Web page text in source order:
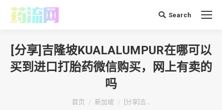
搜 Search
[分享]吉隆坡KUALALUMPUR在哪可以
买到进口打胎药微信购买，网上有卖的
吗
你在这里：
首页 新加坡 [分享]吉…